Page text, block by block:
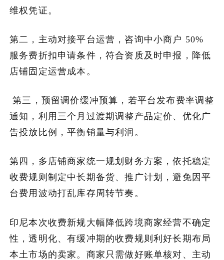
维权凭证。
第二，主动对接平台运营，咨询中小商户 50%
服务费折扣申请条件，符合资质及时申报，降低
店铺固定运营成本。
第三，预留调价缓冲预算，若平台发布费率调整
通知，利用三个月过渡期调整产品定价、优化广
告投放比例，平衡销量与利润。
第四，多店铺商家统一规划财务方案，依托稳定
收费规则制定中长期备货、推广计划，避免因平
台费用波动打乱库存周转节奏。
印尼本次收费新规大幅降低跨境商家经营不确定
性，透明化、有缓冲期的收费规则利好长期布局
本土市场的卖家。商家只需做好账单核对、主动